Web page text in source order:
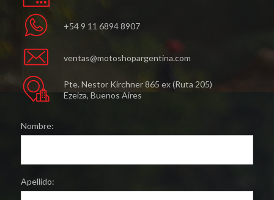
+54 9 11 6894 8907
ventas@motoshopargentina.com
Pte. Nestor Kirchner 865 ex (Ruta 205)
Ezeiza, Buenos Aires
Nombre:
Apellido: